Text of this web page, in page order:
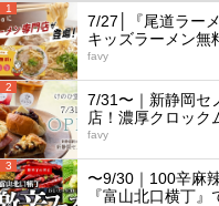
1
7/27│『尾道ラー
キッズラーメン無
favy
2
7/31〜｜新静岡セ
店！濃厚クロック
favy
3
〜9/30｜100辛麻
『富山北口横丁